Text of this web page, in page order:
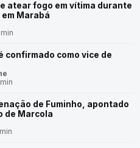
atear fogo em vítima durante
Marabá
confirmado como vice de
de Fuminho, apontado
de Marcola